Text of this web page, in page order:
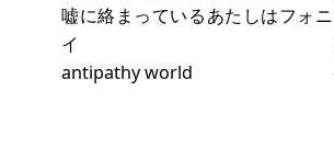
嘘に絡まっているあたしはフォニ
イ
antipathy world